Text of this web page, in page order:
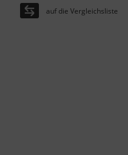
auf die Vergleichsliste